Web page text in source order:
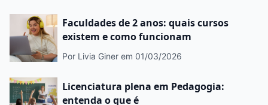
Faculdades de 2 anos: quais cursos
existem e como funcionam
Por Livia Giner em 01/03/2026
Licenciatura plena em Pedagogia:
entenda o que é